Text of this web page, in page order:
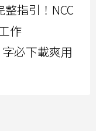
指引！NCC
作
必下載爽用